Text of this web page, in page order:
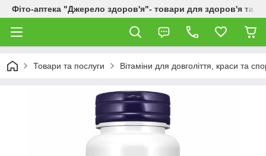
Фіто-аптека "Джерело здоров'я"- товари для здоров'я та
Товари та послуги Вітаміни для довголіття, краси та